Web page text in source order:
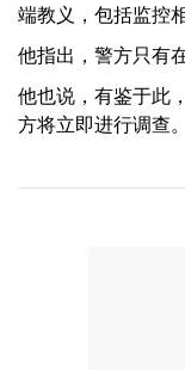
端教义，包括监控
他指出，警方只有
他也说，有鉴于此
方将立即进行调查。